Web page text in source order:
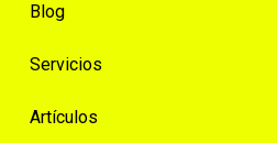
Blog
Servicios
Artículos